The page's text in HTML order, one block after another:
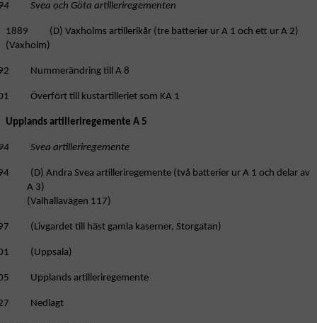
Svea och Göta artilleriregementen
1889 (D) Vaxholms artillerikår (tre batterier ur A 1 och ett ur A 2)
(Vaxholm)
Nummerändring till A 8
Överfört till kustartilleriet som KA 1
Upplands artilleriregemente A 5
Svea artilleriregemente
(D) Andra Svea artilleriregemente (två batterier ur A 1 och delar av
A 3)
(Valhallavägen 117)
(Livgardet till häst gamla kaserner, Storgatan)
(Uppsala)
Upplands artilleriregemente
Nedlagt